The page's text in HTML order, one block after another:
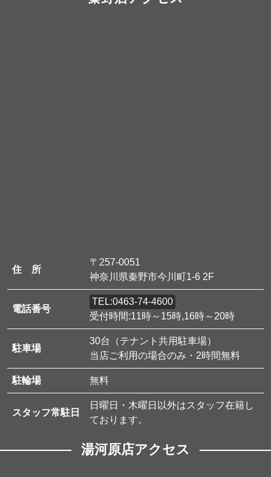
住 所
〒257-0051
神奈川県秦野市今川町1-6 2F
電話番号
TEL:0463-74-4600
受付時間:11時～15時,16時～20時
駐車場
30台
（テナント共用駐車場）
当店ご利用の場合のみ・2時間無料
駐輪場 無料
スタッフ常駐日
日曜日・木曜日以外はスタッフ在籍し
ております。
湯河原店アクセス